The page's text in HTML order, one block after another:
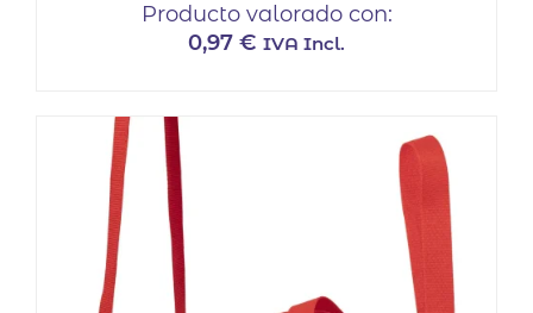
Producto valorado con:
0,97 € IVA Incl.